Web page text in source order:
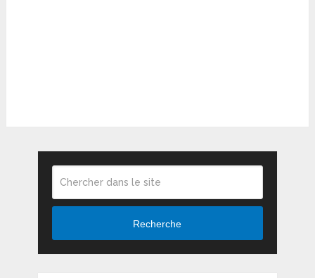
Recherche